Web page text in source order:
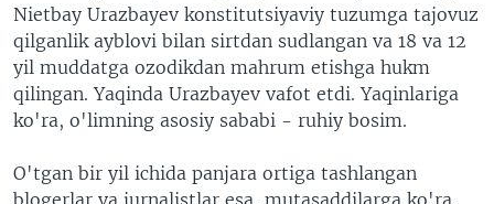
Nietbay Urazbayev konstitutsiyaviy tuzumga tajovuz
qilganlik ayblovi bilan sirtdan sudlangan va 18 va 12
yil muddatga ozodikdan mahrum etishga hukm
qilingan. Yaqinda Urazbayev vafot etdi. Yaqinlariga
ko'ra, o'limning asosiy sababi - ruhiy bosim.
O'tgan bir yil ichida panjara ortiga tashlangan
blogerlar va jurnalistlar esa, mutasaddilarga ko'ra,